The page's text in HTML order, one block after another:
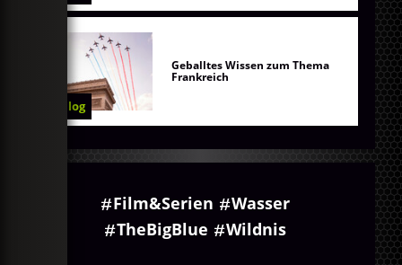
Blog
Geballtes Wissen zum Thema
Frankreich
Film&Serien
Wasser
TheBigBlue
Wildnis